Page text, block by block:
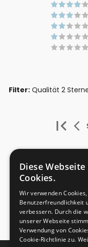
Filter: Qualität 2
Diese
Cookies.
Wir verwenden
Benutzerfreundlichkeit
verbessern. Durch die
unserer Webseite
Verwendung von
Cookie-Richtlinie zu.